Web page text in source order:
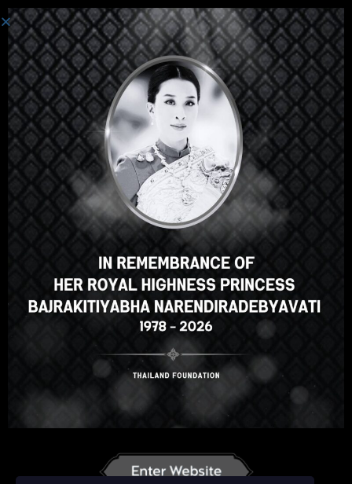
Einloggen
Hallo, toller Kurs, oder? Gefällt
Ihnen dieser Kurs?
FÜR DEN KURS ANMELDEN
Select your language
English ภาษาไทย
Korean Japanese
Chinese
ខ្មែរ